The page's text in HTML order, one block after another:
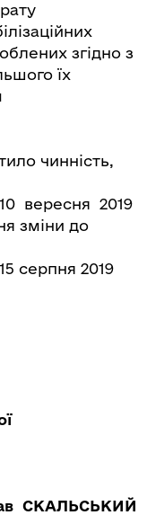
згідно з
їх
чинність,
10 вересня 2019
зміни до
серпня 2019
СКАЛЬСЬКИЙ